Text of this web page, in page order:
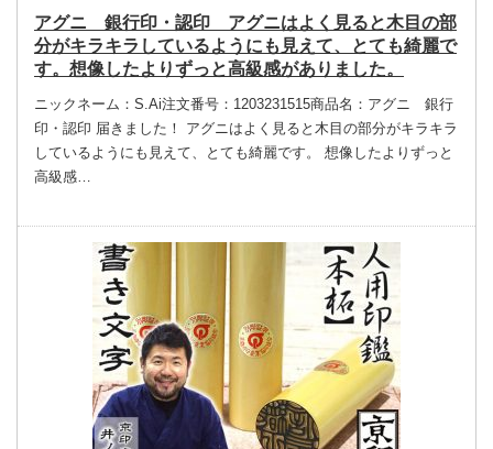
アグニ 銀行印・認印 アグニはよく見ると木目の部
分がキラキラしているようにも見えて、とても綺麗で
す。想像したよりずっと高級感がありました。
ニックネーム：S.Ai注文番号：1203231515商品名：アグニ 銀行
印・認印 届きました！ アグニはよく見ると木目の部分がキラキラ
しているようにも見えて、とても綺麗です。 想像したよりずっと
高級感…